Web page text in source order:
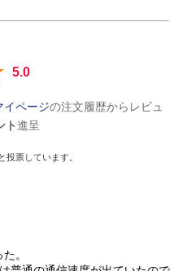
5.0
イページの注文履歴からレビュ
ト進呈
投票しています。
。